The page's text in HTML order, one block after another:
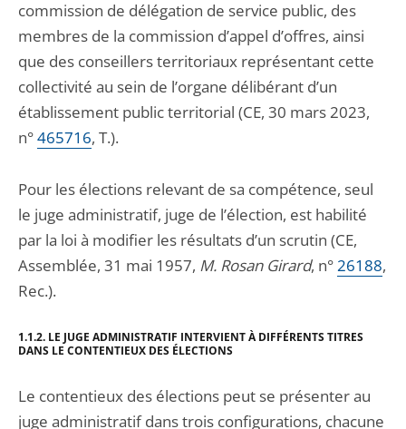
commission de délégation de service public, des
membres de la commission d’appel d’offres, ainsi
que des conseillers territoriaux représentant cette
collectivité au sein de l’organe délibérant d’un
établissement public territorial (CE, 30 mars 2023,
n°465716, T.).
Pour les élections relevant de sa compétence, seul
le juge administratif, juge de l’élection, est habilité
par la loi à modifier les résultats d’un scrutin (CE,
Assemblée, 31 mai 1957, M. Rosan Girard, n°26188,
Rec.).
1.1.2. LE JUGE ADMINISTRATIF INTERVIENT À DIFFÉRENTS TITRES
DANS LE CONTENTIEUX DES ÉLECTIONS
Le contentieux des élections peut se présenter au
juge administratif dans trois configurations, chacune